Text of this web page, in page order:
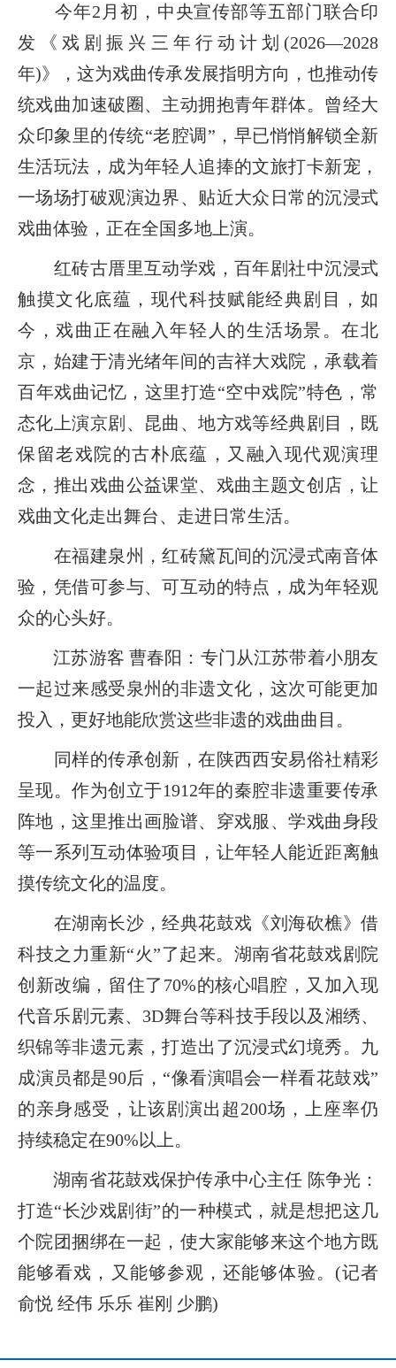
今年2月初，中央宣传部等五部门联合印
发《戏剧振兴三年行动计划(2026—2028
年)》，这为戏曲传承发展指明方向，也推动传
统戏曲加速破圈、主动拥抱青年群体。曾经大
众印象里的传统“老腔调”，早已悄悄解锁全新
生活玩法，成为年轻人追捧的文旅打卡新宠，
一场场打破观演边界、贴近大众日常的沉浸式
戏曲体验，正在全国多地上演。
红砖古厝里互动学戏，百年剧社中沉浸式
触摸文化底蕴，现代科技赋能经典剧目，如
今，戏曲正在融入年轻人的生活场景。在北
京，始建于清光绪年间的吉祥大戏院，承载着
百年戏曲记忆，这里打造“空中戏院”特色，常
态化上演京剧、昆曲、地方戏等经典剧目，既
保留老戏院的古朴底蕴，又融入现代观演理
念，推出戏曲公益课堂、戏曲主题文创店，让
戏曲文化走出舞台、走进日常生活。
在福建泉州，红砖黛瓦间的沉浸式南音体
验，凭借可参与、可互动的特点，成为年轻观
众的心头好。
江苏游客 曹春阳：专门从江苏带着小朋友
一起过来感受泉州的非遗文化，这次可能更加
投入，更好地能欣赏这些非遗的戏曲曲目。
同样的传承创新，在陕西西安易俗社精彩
呈现。作为创立于1912年的秦腔非遗重要传承
阵地，这里推出画脸谱、穿戏服、学戏曲身段
等一系列互动体验项目，让年轻人能近距离触
摸传统文化的温度。
在湖南长沙，经典花鼓戏《刘海砍樵》借
科技之力重新“火”了起来。湖南省花鼓戏剧院
创新改编，留住了70%的核心唱腔，又加入现
代音乐剧元素、3D舞台等科技手段以及湘绣、
织锦等非遗元素，打造出了沉浸式幻境秀。九
成演员都是90后，“像看演唱会一样看花鼓戏”
的亲身感受，让该剧演出超200场，上座率仍
持续稳定在90%以上。
湖南省花鼓戏保护传承中心主任 陈争光：
打造“长沙戏剧街”的一种模式，就是想把这几
个院团捆绑在一起，使大家能够来这个地方既
能够看戏，又能够参观，还能够体验。(记者
俞悦 经伟 乐乐 崔刚 少鹏)